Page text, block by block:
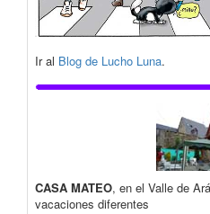
Ir al Blog de Lucho Luna.
CASA MATEO, en el Valle de
vacaciones diferentes